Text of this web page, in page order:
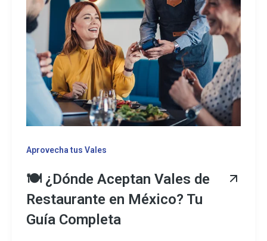
Aprovecha tus Vales
🍽️ ¿Dónde Aceptan Vales de
Restaurante en México? Tu
Guía Completa